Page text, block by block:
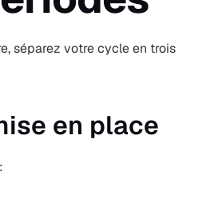
séparez votre cycle en trois
en place